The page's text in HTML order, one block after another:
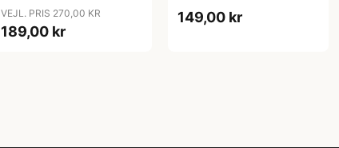
VEJL. PRIS 270,00 KR
189,00 kr
149,00 kr